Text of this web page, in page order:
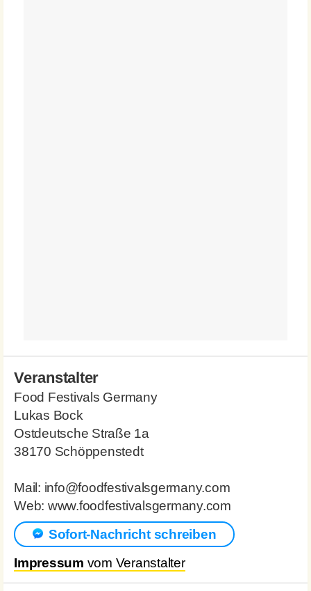
Veranstalter
Food Festivals Germany
Lukas Bock
Ostdeutsche Straße 1a
38170 Schöppenstedt
Mail: info@foodfestivalsgermany.com
Web: www.foodfestivalsgermany.com
Sofort-Nachricht schreiben
Impressum vom Veranstalter